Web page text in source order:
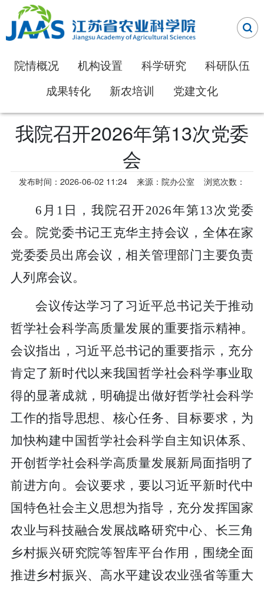
院情概况 机构设置 科学研究
科研队伍
成果转化
新农培训 党建文化
我院召开2026年第13次党委
会
发布时间：2026-06-02 11:24 来源：院办公室 浏览次数：
6月1日，我院召开2026年第13次党委
会。院党委书记王克华主持会议，全体在家
党委委员出席会议，相关管理部门主要负责
人列席会议。
会议传达学习了习近平总书记关于推动
哲学社会科学高质量发展的重要指示精神。
会议指出，习近平总书记的重要指示，充分
肯定了新时代以来我国哲学社会科学事业取
得的显著成就，明确提出做好哲学社会科学
工作的指导思想、核心任务、目标要求，为
加快构建中国哲学社会科学自主知识体系、
开创哲学社会科学高质量发展新局面指明了
前进方向。会议要求，要以习近平新时代中
国特色社会主义思想为指导，充分发挥国家
农业与科技融合发展战略研究中心、长三角
乡村振兴研究院等智库平台作用，围绕全面
推进乡村振兴、高水平建设农业强省等重大